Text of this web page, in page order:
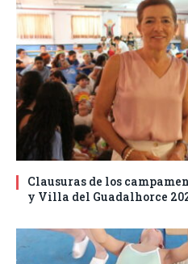
Clausuras de los
y Villa del Guadalhorce